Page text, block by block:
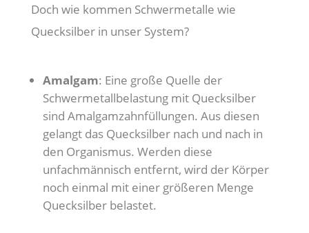
Doch wie kommen Schwermetalle wie
Quecksilber in unser System?
Amalgam: Eine große Quelle der
Schwermetallbelastung mit Quecksilber
sind Amalgamzahnfüllungen. Aus diesen
gelangt das Quecksilber nach und nach in
den Organismus. Werden diese
unfachmännisch entfernt, wird der Körper
noch einmal mit einer größeren Menge
Quecksilber belastet.